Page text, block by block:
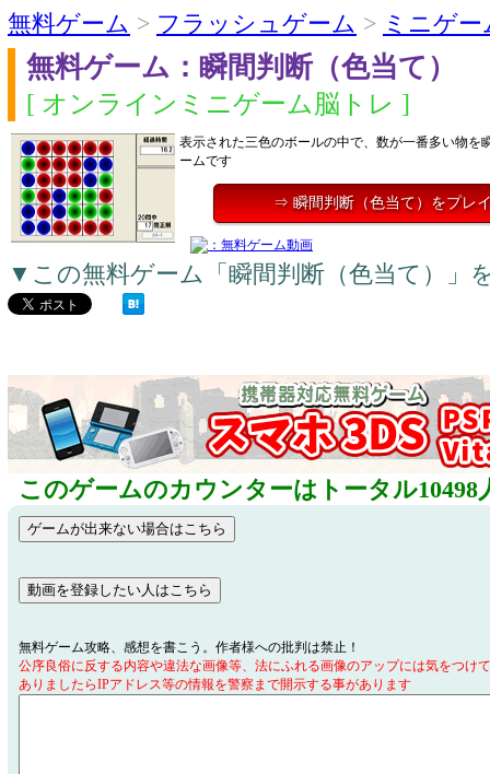
無料ゲーム > フラッシュゲーム > ミニゲー
無料ゲーム：瞬間判断（色当て）
[ オンラインミニゲーム脳トレ ]
表示された三色のボールの中で、数が一番多い物を
ームです
⇒ 瞬間判断（色当て）をプレ
▼この無料ゲーム「瞬間判断（色当て）」
このゲームのカウンターはトータル10498
無料ゲーム攻略、感想を書こう。作者様への批判は禁止！
公序良俗に反する内容や違法な画像等、法にふれる画像のアップには気をつけ
ありましたらIPアドレス等の情報を警察まで開示する事があります